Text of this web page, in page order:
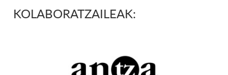
KOLABORATZAILEAK: